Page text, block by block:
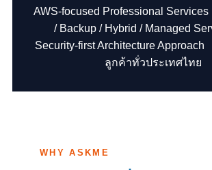
AWS-focused Professional
/ Backup / Hybrid / Managed
Security-first Architecture
ลูกค้าทั่วประเทศไทย
WHY ASKME